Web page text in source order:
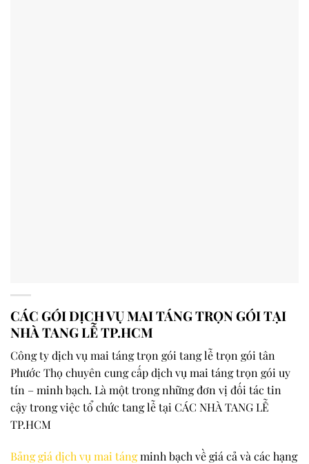
CÁC GÓI DỊCH VỤ MAI TÁNG TRỌN GÓI TẠI
NHÀ TANG LỄ TP.HCM
Công ty dịch vụ mai táng trọn gói tang lễ trọn gói tân
Phước Thọ chuyên cung cấp dịch vụ mai táng trọn gói uy
tín – minh bạch. Là một trong những đơn vị đối tác tin
cậy trong việc tổ chức tang lễ tại CÁC NHÀ TANG LỄ
TP.HCM
Bảng giá dịch vụ mai tángminh bạch về giá cả và các hạng